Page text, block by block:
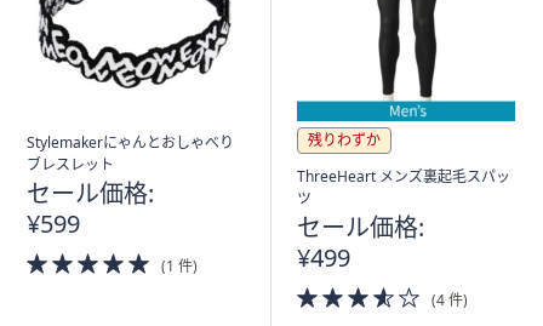
Stylemakerにゃんとおしゃべり
ブレスレット
セール価格:
¥599
5.0
of
(1 件)
残りわずか
ThreeHeart メンズ裏起毛スパッ
ツ
セール価格:
¥499
3.5
of
(4 件)